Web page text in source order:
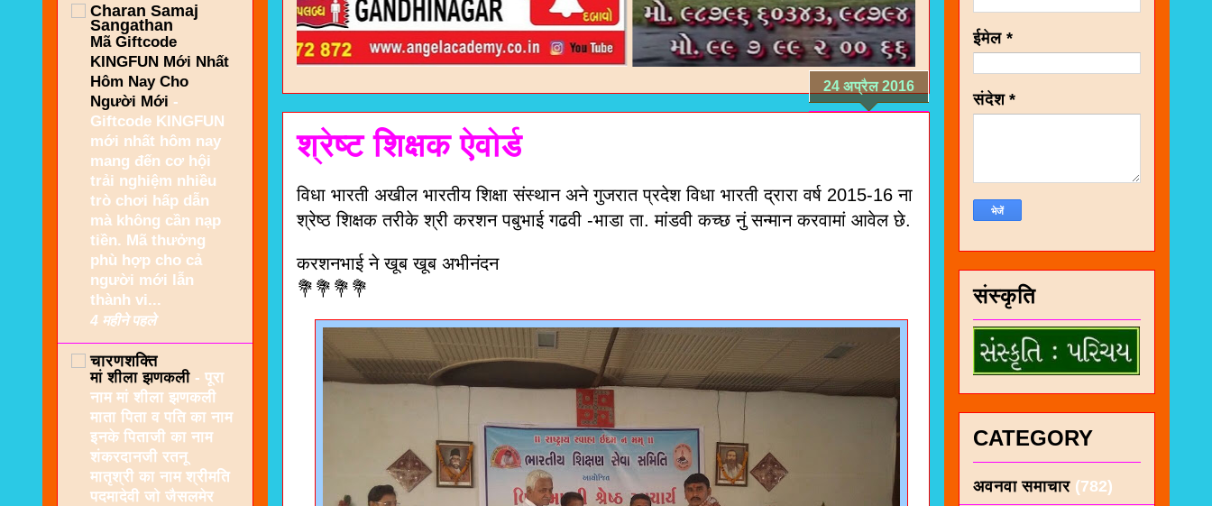
24 अप्रैल 2016
श्रेष्ट शिक्षक ऐवोर्ड
विधा भारती अखील भारतीय शिक्षा संस्थान अने गुजरात प्रदेश विधा भारती द्रारा वर्ष 2015-16 ना
श्रेष्ठ शिक्षक तरीके श्री करशन पबुभाई गढवी -भाडा ता. मांडवी कच्छ नुं सन्मान करवामां आवेल छे.
करशनभाई ने खूब खूब अभीनंदन
💐💐💐💐
Charan Samaj
Sangathan
Mã Giftcode
KINGFUN Mới Nhất
Hôm Nay Cho
Người Mới -
Giftcode KINGFUN
mới nhất hôm nay
mang đến cơ hội
trải nghiệm nhiều
trò chơi hấp dẫn
mà không cần nạp
tiền. Mã thưởng
phù hợp cho cả
người mới lẫn
thành vi...
4 महीने पहले
चारणशक्ति
मां शीला झणकली - पूरा
नाम मां शीला झणकली
माता पिता व पति का नाम
इनके पिताजी का नाम
शंकरदानजी रतनू
मातृश्री का नाम श्रीमति
पदमादेवी जो जैसलमेर
ईमेल *
संदेश *
संस्कृति
CATEGORY
अवनवा समाचार (782)